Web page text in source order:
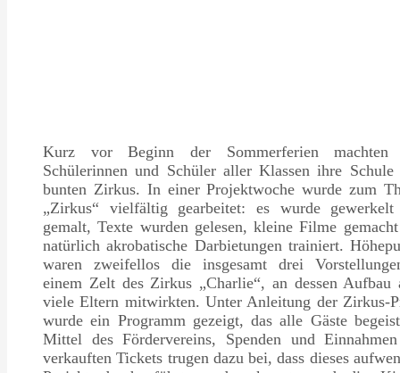
Kurz vor Beginn der Sommerferien machten
Schülerinnen und Schüler aller Klassen ihre Schule
bunten Zirkus. In einer Projektwoche wurde zum
„Zirkus“ vielfältig gearbeitet: es wurde
gemalt, Texte wurden gelesen, kleine Filme
natürlich akrobatische Darbietungen trainiert.
waren zweifellos die insgesamt drei
einem Zelt des Zirkus „Charlie“, an dessen Aufbau
viele Eltern mitwirkten. Unter Anleitung der Zirkus-
wurde ein Programm gezeigt, das alle Gäste
Mittel des Fördervereins, Spenden und
verkauften Tickets trugen dazu bei, dass dieses